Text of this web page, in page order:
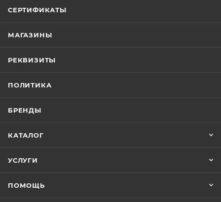
СЕРТИФИКАТЫ
МАГАЗИНЫ
РЕКВИЗИТЫ
ПОЛИТИКА
БРЕНДЫ
КАТАЛОГ
УСЛУГИ
ПОМОЩЬ